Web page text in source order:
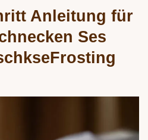
Anleitung für
Ses